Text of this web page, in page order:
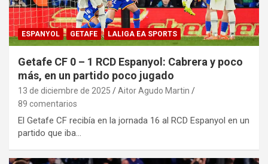
ESPANYOL GETAFE LALIGA EA SPORTS
Getafe CF 0 – 1 RCD Espanyol: Cabrera y poco
más, en un partido poco jugado
13 de diciembre de 2025
Aitor Agudo Martin
89 comentarios
El Getafe CF recibía en la jornada 16 al RCD Espanyol en un
partido que iba…